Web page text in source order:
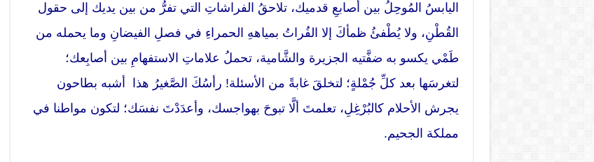
اليابسُ المُوحِلُ بين أصابعِ قدميك، تلاحقُ الفراشاتِ التي تفرُّ من بين يديك إلى حقول
القُطْنِ، ولا يُطْفئُ ظمأكَ إلا الفُراتُ بمياههِ الحمراءِ في فصلِ الفيضانِ وما يحمله من
طَمْي يكسو به ضفَّتيه الجزيرة والشَّامية، تحملُ علاماتِ الاستفهامِ بين أصابِعك؛
لتغرسَها بعد كلِّ جُمْلةٍ؛ لتخلقَ غابةً من الأسئلة! رأسُكَ الصَّغيرُ هذا أشبه بطاحون
يجرش الأحلام كالبُرْغِلِ، تعلمتَ ألَّا تبوحَ بهواجسك، وأعدَدْتَ نفسَك؛ لتكون مواطنا في
مملكة الجحيم.